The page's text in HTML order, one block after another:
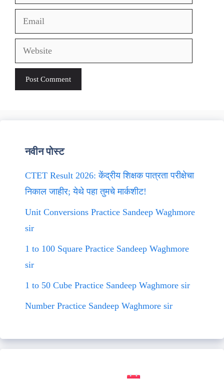
Email
Website
नवीन पोस्ट
CTET Result 2026: केंद्रीय शिक्षक पात्रता परीक्षेचा
निकाल जाहीर; येथे पहा तुमचे मार्कशीट!
Unit Conversions Practice Sandeep Waghmore
sir
1 to 100 Square Practice Sandeep Waghmore
sir
1 to 50 Cube Practice Sandeep Waghmore sir
Number Practice Sandeep Waghmore sir